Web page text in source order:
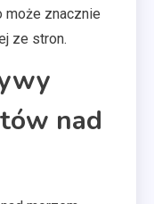
może znacznie
ze stron.
nad